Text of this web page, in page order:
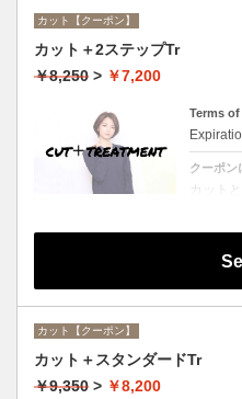
カット【クーポン】
カット＋2ステップTr
￥8,250 > ￥7,200
Terms of
クーポン
カット
ュー☆
カット【クーポン】
カット＋スタンダードTr
￥9,350 > ￥8,200